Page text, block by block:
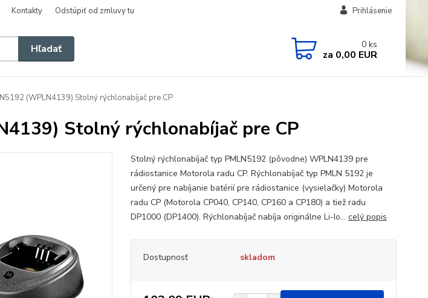
Kontakty Odstúpiť od zmluvy tu Prihlásenie
Hľadať 0 ks
za 0,00 EUR
(WPLN4139) Stolný rýchlonabíjač pre CP
Stolný rýchlonabíjač pre CP
Stolný rýchlonabíjač typ PMLN5192 (pôvodne) WPLN4139 pre
rádiostanice Motorola radu CP. Rýchlonabíjač typ PMLN 5192 je
určený pre nabíjanie batérií pre rádiostanice (vysielačky) Motorola
radu CP (Motorola CP040, CP140, CP160 a CP180) a tiež radu
DP1000 (DP1400). Rýchlonabíjač nabíja originálne Li-Io... celý popis
Dostupnosť skladom